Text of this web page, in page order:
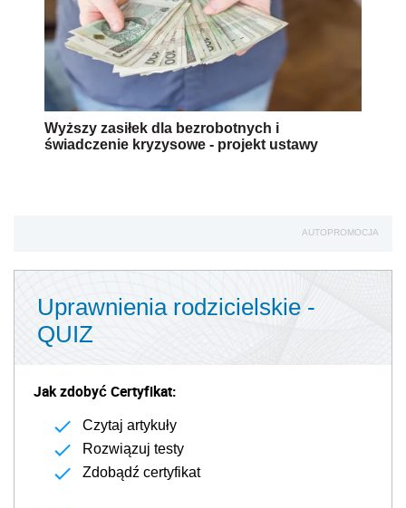
Wyższy zasiłek dla bezrobotnych i
świadczenie kryzysowe - projekt ustawy
AUTOPROMOCJA
Uprawnienia rodzicielskie -
QUIZ
Jak zdobyć Certyfikat:
Czytaj artykuły
Rozwiązuj testy
Zdobądź certyfikat